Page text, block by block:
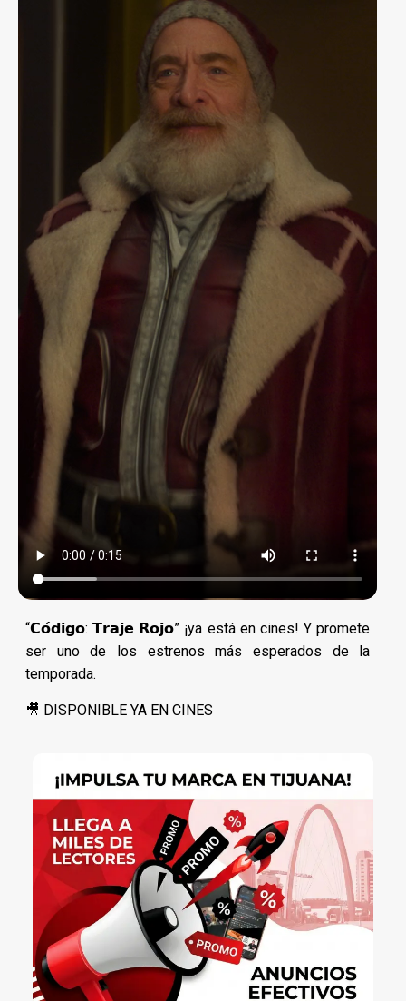
“𝗖𝗼́𝗱𝗶𝗴𝗼: 𝗧𝗿𝗮𝗷𝗲 𝗥𝗼𝗷𝗼” ¡ya está en cines! Y promete
ser uno de los estrenos más esperados de la
temporada.
🎥 DISPONIBLE YA EN CINES